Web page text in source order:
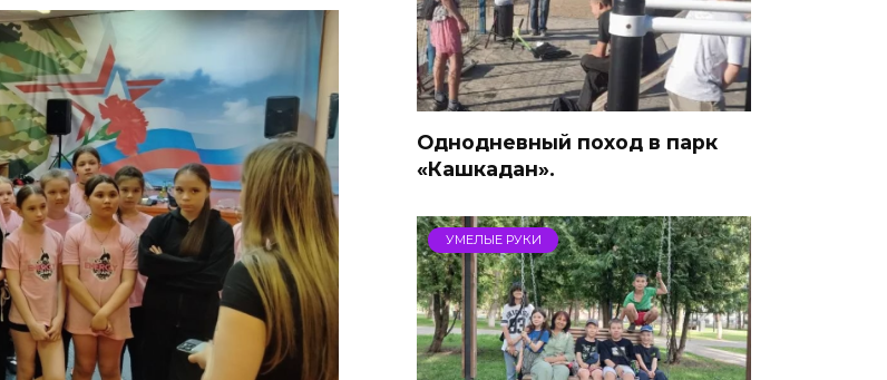
Однодневный поход в парк
«Кашкадан».
УМЕЛЫЕ РУКИ